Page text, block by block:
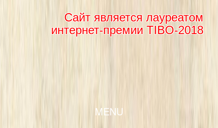
Сайт является лауреатом
интернет-премии TIBO-2018
MENU